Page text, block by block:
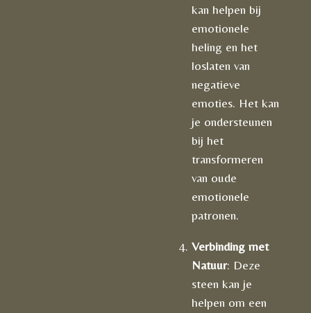
kan helpen bij
emotionele
heling en het
loslaten van
negatieve
emoties. Het kan
je ondersteunen
bij het
transformeren
van oude
emotionele
patronen.
Verbinding met
Natuur: Deze
steen kan je
helpen om een